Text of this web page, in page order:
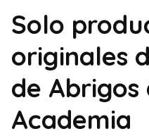
Solo
originales
de Abrigos
Academia